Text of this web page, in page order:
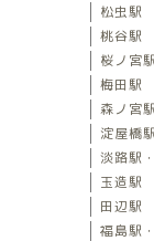
松虫駅
桃谷駅
桜ノ宮駅
梅田駅
森ノ宮駅
淀屋橋駅
淡路駅
玉造駅
田辺駅
福島駅